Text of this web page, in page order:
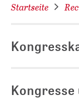
Startseite
Kongresse